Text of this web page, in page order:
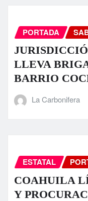
PORTADA
LLEVA
BARRIO
La Carbonifera
ESTATAL
COAHUILA
Y